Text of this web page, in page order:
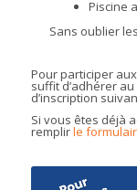
Piscine
Sans oublier
Pour participer
suffit d’adhérer
d’inscription
Si vous êtes déjà
remplirle